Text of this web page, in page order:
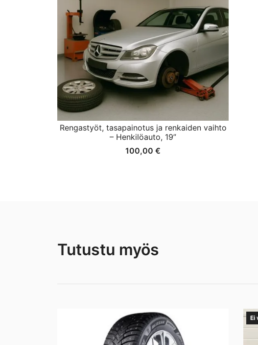
Rengastyöt, tasapainotus ja renkaiden vaihto
– Henkilöauto, 19”
100,00 €
Tutustu myös
Ei